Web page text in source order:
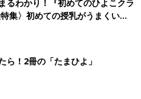
るわかり！『初めてのひよこクラ
集〉初めての授乳がうまくい
クの基本と夏のトラブル 解決テ
ら！2冊の「たまひよ」